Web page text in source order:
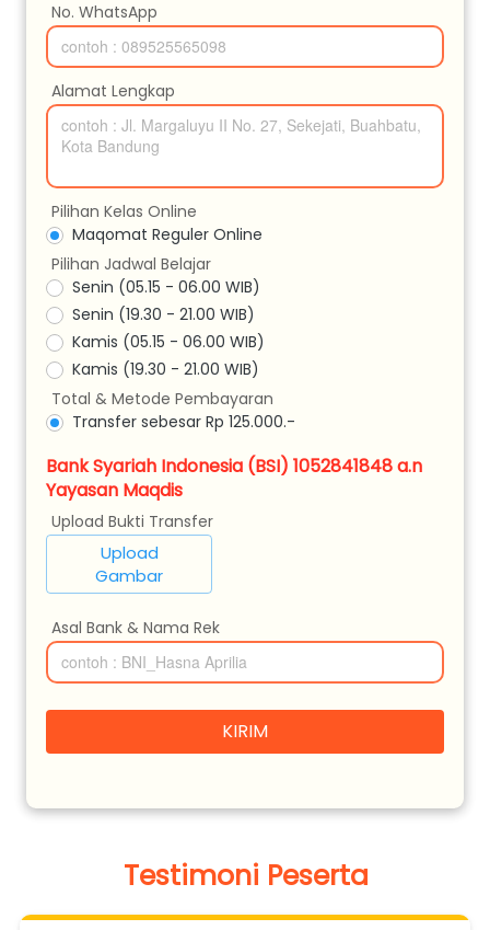
No. WhatsApp
Alamat Lengkap
Pilihan Kelas Online
Maqomat Reguler Online
Pilihan Jadwal Belajar
Senin (05.15 - 06.00 WIB)
Senin (19.30 - 21.00 WIB)
Kamis (05.15 - 06.00 WIB)
Kamis (19.30 - 21.00 WIB)
Total & Metode Pembayaran
Transfer sebesar Rp 125.000.-
Bank Syariah Indonesia (BSI) 1052841848 a.n
Yayasan Maqdis
Upload Bukti Transfer
Upload
Gambar
Asal Bank & Nama Rek
`KIRIM
Testimoni Peserta